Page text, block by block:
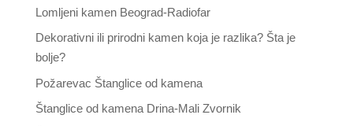
Lomljeni kamen Beograd-Radiofar
Dekorativni ili prirodni kamen koja je razlika? Šta je
bolje?
Požarevac Štanglice od kamena
Štanglice od kamena Drina-Mali Zvornik